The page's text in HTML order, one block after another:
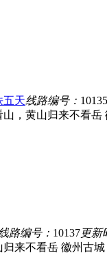
五天线路编号： 10135
，黄山归来不看
路编号： 10137更新
来不看岳 徽州古